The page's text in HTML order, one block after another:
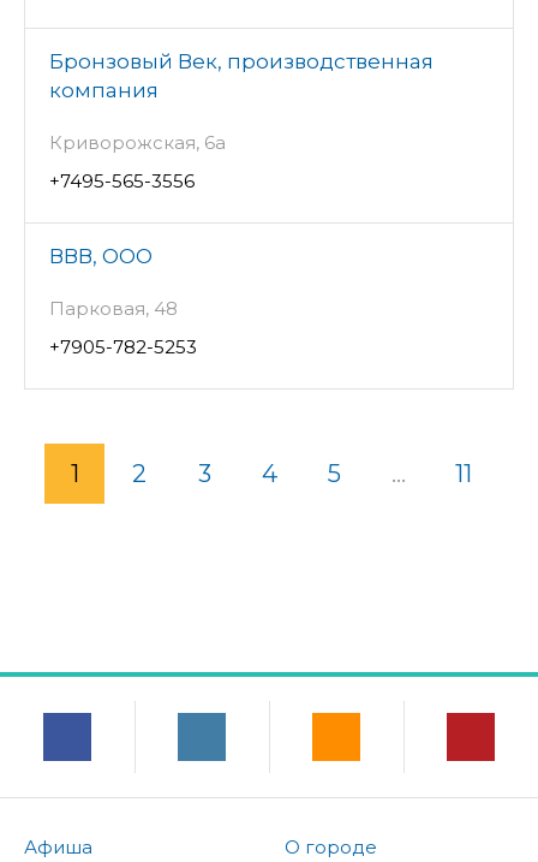
Бронзовый Век, производственная
компания
Криворожская, 6а
+7495-565-3556
ВВВ, ООО
Парковая, 48
+7905-782-5253
1 2 3 4 5 ... 11
Афиша
О городе